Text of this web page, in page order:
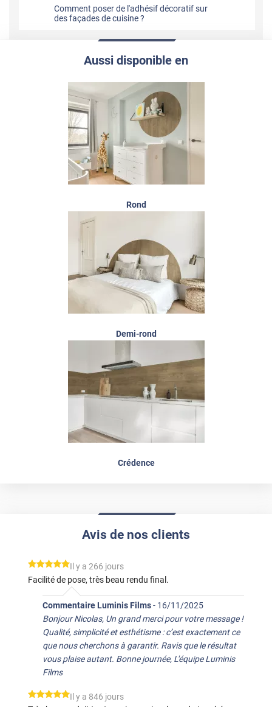
Comment poser de l'adhésif décoratif sur
des façades de cuisine ?
Aussi disponible en
Rond
Demi-rond
Crédence
Avis de nos clients
*****
Il y a 266 jours
Facilité de pose, très beau rendu final.
Commentaire Luminis Films- 16/11/2025
Bonjour Nicolas, Un grand merci pour votre message !
Qualité, simplicité et esthétisme : c’est exactement ce
que nous cherchons à garantir. Ravis que le résultat
vous plaise autant. Bonne journée, L'équipe Luminis
Films
*****
Il y a 846 jours